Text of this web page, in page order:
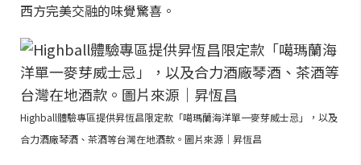
西方完美交融的味覺驚喜。
Highball體驗專區提供昇恆昌限定款「噶瑪蘭海洋單一麥芽威士忌」，以及
合力酒廠琴酒、茶酒等台灣在地酒款。圖片來源｜昇恆昌